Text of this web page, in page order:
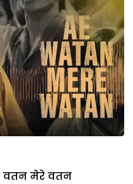
वतन मेरे वतन